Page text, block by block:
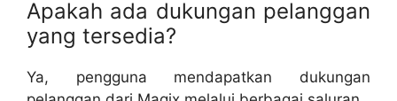
Apakah ada dukungan pelanggan
yang tersedia?
Ya, pengguna mendapatkan dukungan